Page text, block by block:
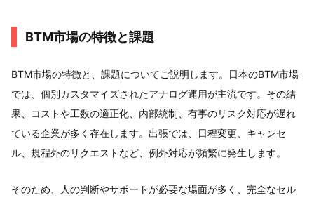
BTM市場の特徴と課題
BTM市場の特徴と、課題についてご説明します。日本のBTM市場
では、個別カスタマイズされたアナログ運用が主流です。その結
果、コストや工数の適正化、内部統制、有事のリスク対応が遅れ
ている企業が多く存在します。出張では、日程変更、キャンセ
ル、規程外のリクエストなど、例外対応が頻繁に発生します。
そのため、人の判断やサポートが必要な場面が多く、完全なセル